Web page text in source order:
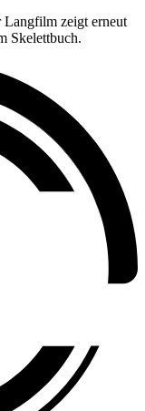
Langfilm zeigt erneut
Skelettbuch.